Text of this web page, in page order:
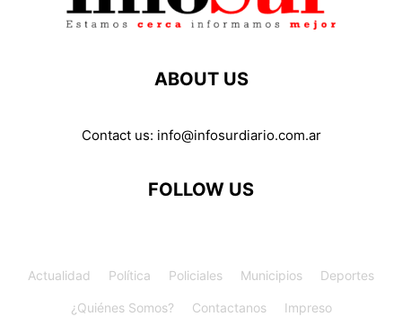
ABOUT US
Contact us: info@infosurdiario.com.ar
FOLLOW US
Actualidad Política Policiales Municipios Deportes
¿Quiénes Somos? Contactanos Impreso